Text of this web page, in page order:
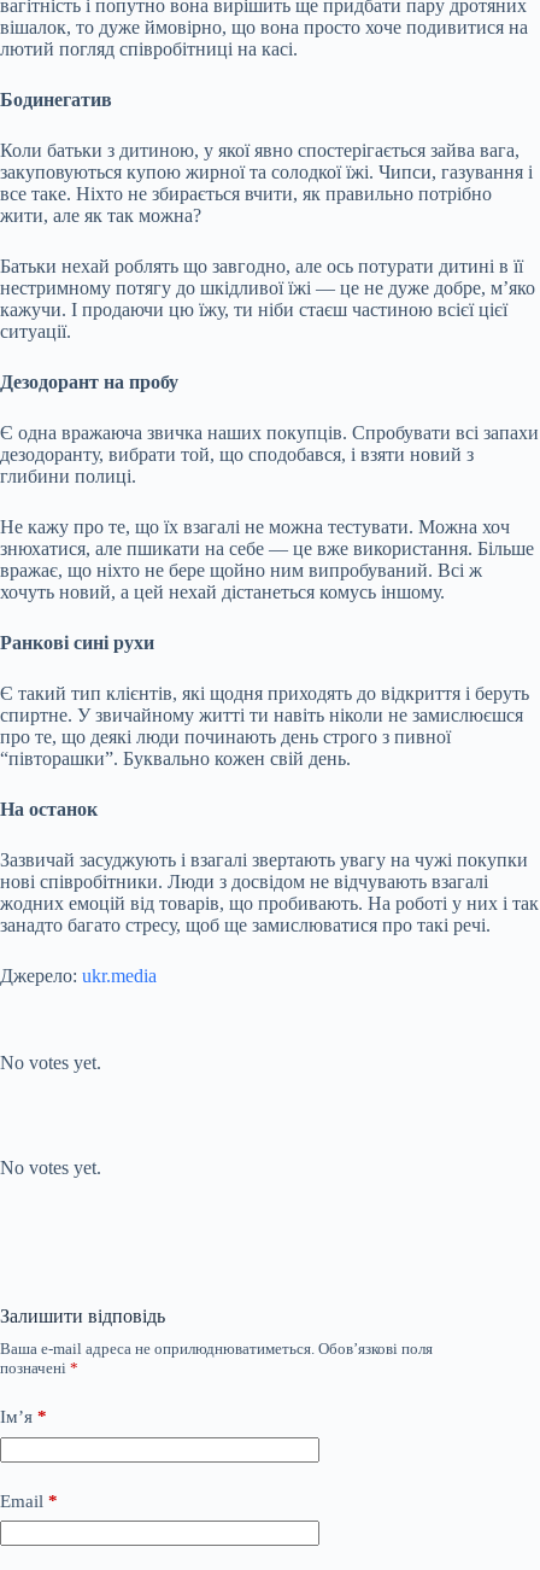
вагітність і попутно вона вирішить ще придбати пару дротяних
вішалок, то дуже ймовірно, що вона просто хоче подивитися на
лютий погляд співробітниці на касі.
Бодинегатив
Коли батьки з дитиною, у якої явно спостерігається зайва вага,
закуповуються купою жирної та солодкої їжі. Чипси, газування і
все таке. Ніхто не збирається вчити, як правильно потрібно
жити, але як так можна?
Батьки нехай роблять що завгодно, але ось потурати дитині в її
нестримному потягу до шкідливої їжі — це не дуже добре, м’яко
кажучи. І продаючи цю їжу, ти ніби стаєш частиною всієї цієї
ситуації.
Дезодорант на пробу
Є одна вражаюча звичка наших покупців. Спробувати всі запахи
дезодоранту, вибрати той, що сподобався, і взяти новий з
глибини полиці.
Не кажу про те, що їх взагалі не можна тестувати. Можна хоч
знюхатися, але пшикати на себе — це вже використання. Більше
вражає, що ніхто не бере щойно ним випробуваний. Всі ж
хочуть новий, а цей нехай дістанеться комусь іншому.
Ранкові сині рухи
Є такий тип клієнтів, які щодня приходять до відкриття і беруть
спиртне. У звичайному житті ти навіть ніколи не замислюєшся
про те, що деякі люди починають день строго з пивної
“півторашки”. Буквально кожен свій день.
На останок
Зазвичай засуджують і взагалі звертають увагу на чужі покупки
нові співробітники. Люди з досвідом не відчувають взагалі
жодних емоцій від товарів, що пробивають. На роботі у них і так
занадто багато стресу, щоб ще замислюватися про такі речі.
Джерело: ukr.media
No votes yet.
No votes yet.
Залишити відповідь
Ваша e-mail адреса не оприлюднюватиметься. Обов’язкові поля
позначені *
Ім’я *
Email *